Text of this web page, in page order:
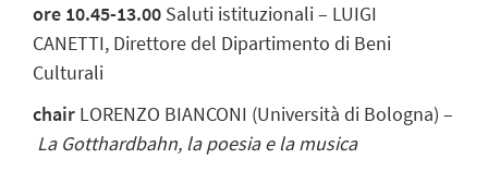
ore 10.45-13.00 Saluti istituzionali – LUIGI
CANETTI, Direttore del Dipartimento di Beni
Culturali
chair LORENZO BIANCONI (Università di Bologna) –
La Gotthardbahn, la poesia e la musica